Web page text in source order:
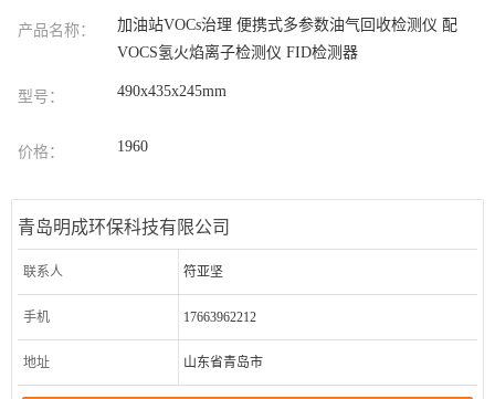
产品名称：
加油站VOCs治理 便携式多参数油气回收检测仪 配
VOCS氢火焰离子检测仪 FID检测器
型号： 490x435x245mm
价格： 1960
青岛明成环保科技有限公司
联系人 符亚坚
手机 17663962212
地址 山东省青岛市